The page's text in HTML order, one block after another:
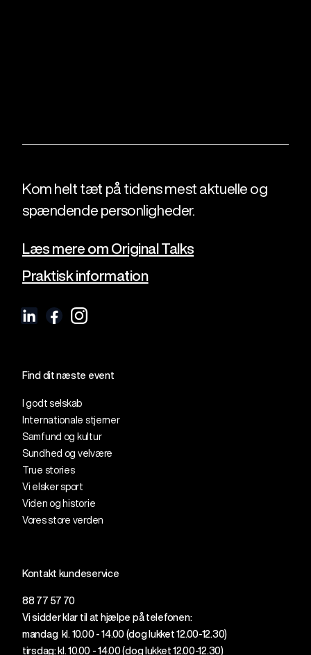
Kom helt tæt på tidens mest aktuelle og
spændende personligheder.
Læs mere om Original Talks
Praktisk information
Find dit næste event
I godt selskab
Internationale stjerner
Samfund og kultur
Sundhed og velvære
True stories
Vi elsker sport
Viden og historie
Vores store verden
Kontakt kundeservice
88 77 57 70
Vi sidder klar til at hjælpe på telefonen:
mandag kl. 10.00 - 14.00 (dog lukket 12.00-12.30)
tirsdag: kl. 10.00 - 14.00 (dog lukket 12.00-12.30)